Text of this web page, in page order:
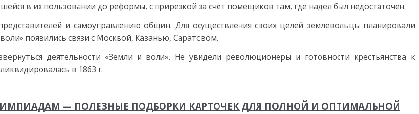
в их пользовании до реформы, с прирезкой за счет помещиков там, где надел был недостаточен.
и самоуправлению общин. Для осуществления своих целей землевольцы планировали
появились связи с Москвой, Казанью, Саратовом.
деятельности «Земли и воли». Не увидели революционеры и готовности крестьянства к
в 1863 г.
— ПОЛЕЗНЫЕ ПОДБОРКИ КАРТОЧЕК ДЛЯ ПОЛНОЙ И ОПТИМАЛЬНОЙ